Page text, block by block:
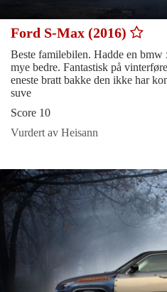
Ford S-Max (2016)
Beste familebilen. Hadde en
mye bedre. Fantastisk på
eneste bratt bakke den ikke har
suve
Score 10
Vurdert av Heisann